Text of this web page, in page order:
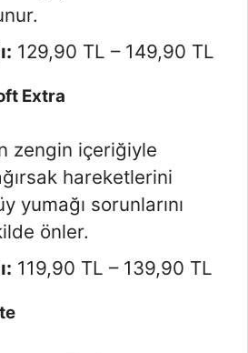
129,90 TL – 149,90 TL
Extra
zengin içeriğiyle
hareketlerini
yumağı sorunlarını
önler.
119,90 TL – 139,90 TL